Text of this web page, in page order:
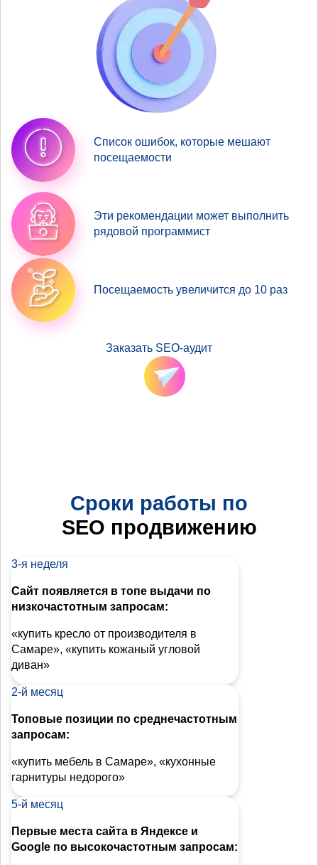
Список ошибок, которые мешают
посещаемости
Эти рекомендации может выполнить
рядовой программист
Посещаемость увеличится до 10 раз
Заказать SEO-аудит
Сроки работы по
SEO продвижению
3-я неделя
Сайт появляется в топе выдачи по
низкочастотным запросам:
«купить кресло от производителя в
Самаре», «купить кожаный угловой
диван»
2-й месяц
Топовые позиции по среднечастотным
запросам:
«купить мебель в Самаре», «кухонные
гарнитуры недорого»
5-й месяц
Первые места сайта в Яндексе и
Google по высокочастотным запросам: